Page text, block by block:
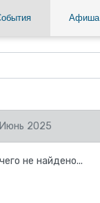
Афиша
2025
не найдено...